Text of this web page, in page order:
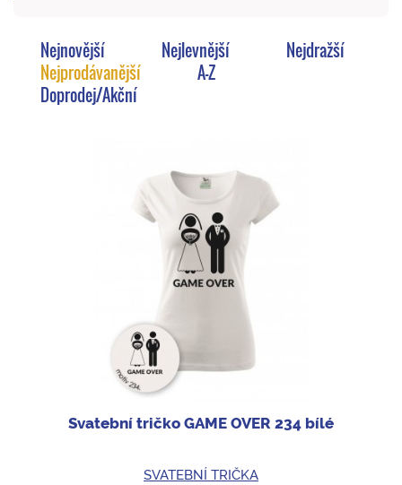
Nejnovější Nejlevnější
Nejdražší
Nejprodávanější
A-Z
Doprodej/Akční
Svatební tričko GAME OVER 234 bílé
SVATEBNÍ TRIČKA